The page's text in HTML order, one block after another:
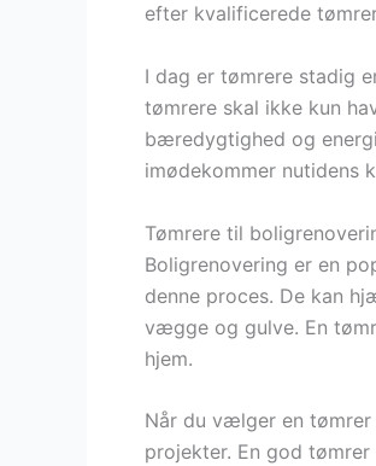
efter kvalificerede
I dag er tømrere stadig
tømrere skal ikke kun
bæredygtighed og
imødekommer nutidens
Tømrere til
Boligrenovering er en
denne proces. De kan
vægge og gulve. En
hjem.
Når du vælger en
projekter. En god